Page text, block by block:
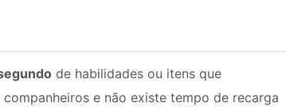
de habilidades ou itens que
e não existe tempo de recarga